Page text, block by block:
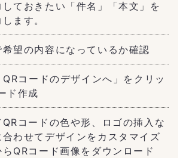
ておきたい「件名」「本文」を
ます。
望の内容になっているか確認
QRコードのデザインへ」をクリッ
ド作成
コードの色や形、ロゴの挿入な
わせてデザインをカスタマイズ
QRコード画像をダウンロード